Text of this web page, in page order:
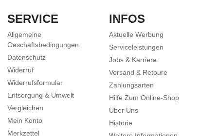
SERVICE
Allgemeine
Geschäftsbedingungen
Datenschutz
Widerruf
Widerrufsformular
Entsorgung & Umwelt
Vergleichen
Mein Konto
Merkzettel
INFOS
Aktuelle Werbung
Serviceleistungen
Jobs & Karriere
Versand & Retoure
Zahlungsarten
Hilfe Zum Online-Shop
Über Uns
Historie